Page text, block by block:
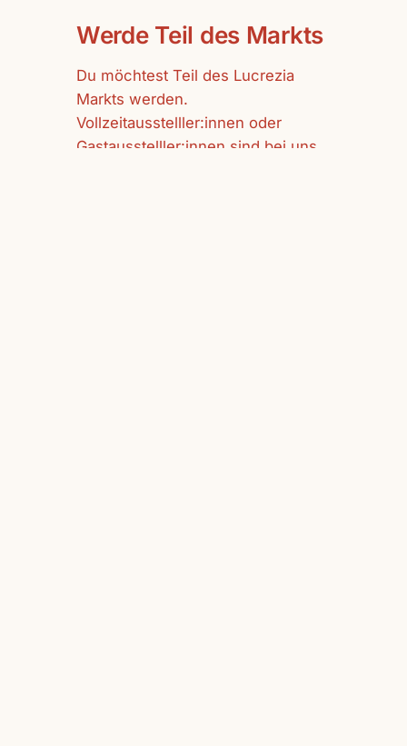
Werde Teil des Markts
Du möchtest Teil des Lucrezia
Markts werden.
Vollzeitausstelller:innen oder
Gastausstelller:innen sind bei uns